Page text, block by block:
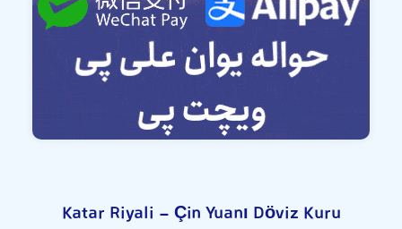
Katar Riyali - Çin Yuanı Döviz Kuru